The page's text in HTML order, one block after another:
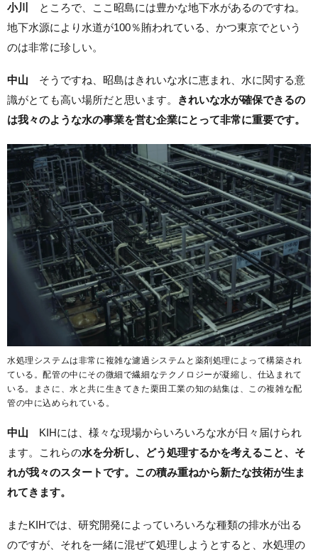
小川
ところで、ここ昭島には豊かな地下水があるのですね。
地下水源により水道が100％賄われている、かつ東京でという
のは非常に珍しい。
中山 そうですね、昭島はきれいな水に恵まれ、水に関する意
識がとても高い場所だと思います。
きれいな水が確保できるの
は我々のような水の事業を営む企業にとって非常に重要です。
水処理システムは非常に複雑な濾過システムと薬剤処理によって構築され
ている。配管の中にその微細で繊細なテクノロジーが凝縮し、仕込まれて
いる。まさに、水と共に生きてきた栗田工業の知の結集は、この複雑な配
管の中に込められている。
中山 KIHには、様々な現場からいろいろな水が日々届けられ
ます。これらの水を分析し、どう処理するかを考えること、そ
れが我々のスタートです。この積み重ねから新たな技術が生ま
れてきます。
またKIHでは、研究開発によっていろいろな種類の排水が出る
のですが、それを一緒に混ぜて処理しようとすると、水処理の